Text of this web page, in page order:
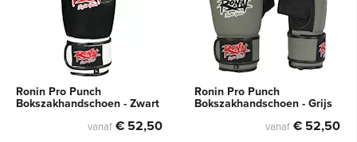
Ronin Pro Punch
Bokszakhandschoen - Zwart
vanaf € 52,50
Ronin Pro Punch
Bokszakhandschoen - Grijs
vanaf € 52,50